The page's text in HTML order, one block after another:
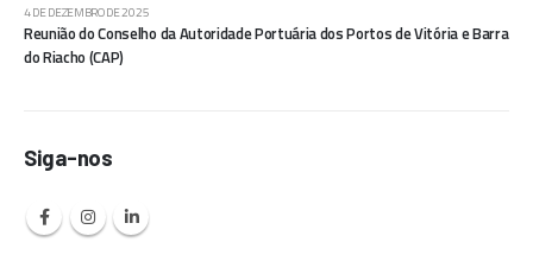
Reunião do Conselho da Autoridade Portuária dos Portos de Vitória e Barra
do Riacho (CAP)
4 DE DEZEMBRO DE 2025
Siga-nos